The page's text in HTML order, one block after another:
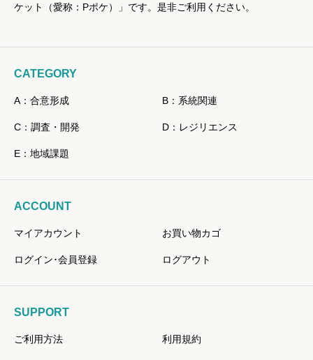
ケット（愛称：Pポケ）」です。是非ご利用ください。
CATEGORY
A：合意形成 B：系統関連
C：調査・開発 D：レジリエンス
E：地域課題
ACCOUNT
マイアカウント お買い物カゴ
ログイン･会員登録 ログアウト
SUPPORT
ご利用方法 利用規約